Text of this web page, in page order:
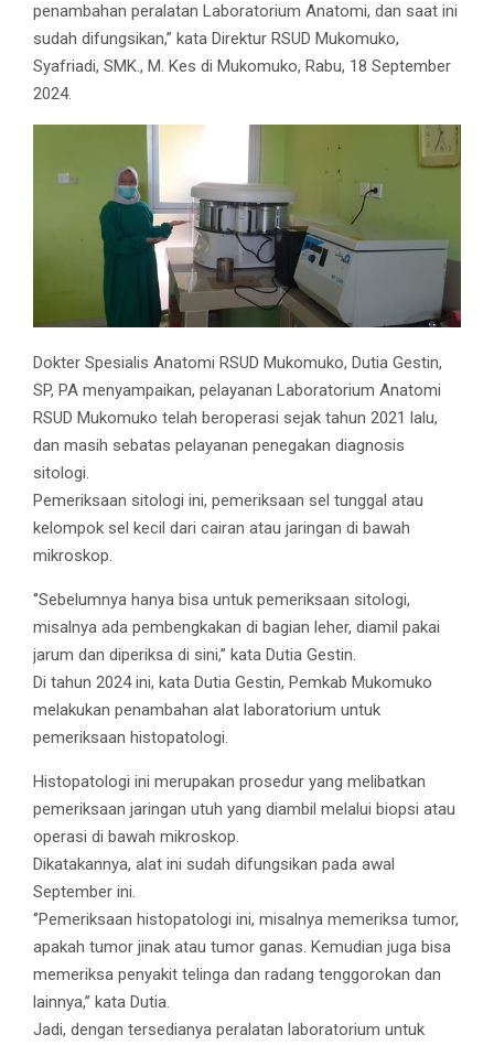
penambahan peralatan Laboratorium Anatomi, dan saat ini
sudah difungsikan,’’ kata Direktur RSUD Mukomuko,
Syafriadi, SMK., M. Kes di Mukomuko, Rabu, 18 September
2024.
Dokter Spesialis Anatomi RSUD Mukomuko, Dutia Gestin,
SP, PA menyampaikan, pelayanan Laboratorium Anatomi
RSUD Mukomuko telah beroperasi sejak tahun 2021 lalu,
dan masih sebatas pelayanan penegakan diagnosis
sitologi.
Pemeriksaan sitologi ini, pemeriksaan sel tunggal atau
kelompok sel kecil dari cairan atau jaringan di bawah
mikroskop.
‘’Sebelumnya hanya bisa untuk pemeriksaan sitologi,
misalnya ada pembengkakan di bagian leher, diamil pakai
jarum dan diperiksa di sini,’’ kata Dutia Gestin.
Di tahun 2024 ini, kata Dutia Gestin, Pemkab Mukomuko
melakukan penambahan alat laboratorium untuk
pemeriksaan histopatologi.
Histopatologi ini merupakan prosedur yang melibatkan
pemeriksaan jaringan utuh yang diambil melalui biopsi atau
operasi di bawah mikroskop.
Dikatakannya, alat ini sudah difungsikan pada awal
September ini.
‘’Pemeriksaan histopatologi ini, misalnya memeriksa tumor,
apakah tumor jinak atau tumor ganas. Kemudian juga bisa
memeriksa penyakit telinga dan radang tenggorokan dan
lainnya,’’ kata Dutia.
Jadi, dengan tersedianya peralatan laboratorium untuk